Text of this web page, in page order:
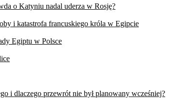
o Katyniu nadal uderza w Rosję?
i katastrofa francuskiego króla w Egipcie
Egiptu w Polsce
i dlaczego przewrót nie był planowany wcześniej?